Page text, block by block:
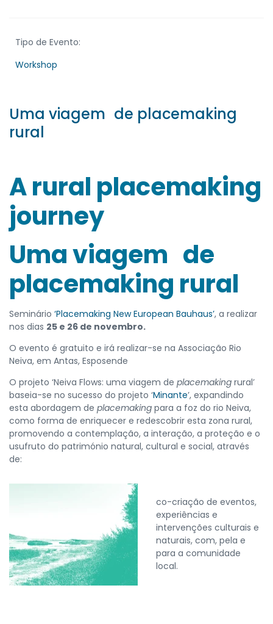
Tipo de Evento:
Workshop
Uma viagem de placemaking
rural
A rural placemaking
journey
Uma viagem de
placemaking rural
Seminário ‘Placemaking New European Bauhaus’, a realizar
nos dias 25 e 26 de novembro.
O evento é gratuito e irá realizar-se na Associação Rio
Neiva, em Antas, Esposende
O projeto ‘Neiva Flows: uma viagem de placemaking rural’
baseia-se no sucesso do projeto ‘Minante’, expandindo
esta abordagem de placemaking para a foz do rio Neiva,
como forma de enriquecer e redescobrir esta zona rural,
promovendo a contemplação, a interação, a proteção e o
usufruto do património natural, cultural e social, através
de:
co-criação de eventos,
experiências e
intervenções culturais e
naturais, com, pela e
para a comunidade
local.